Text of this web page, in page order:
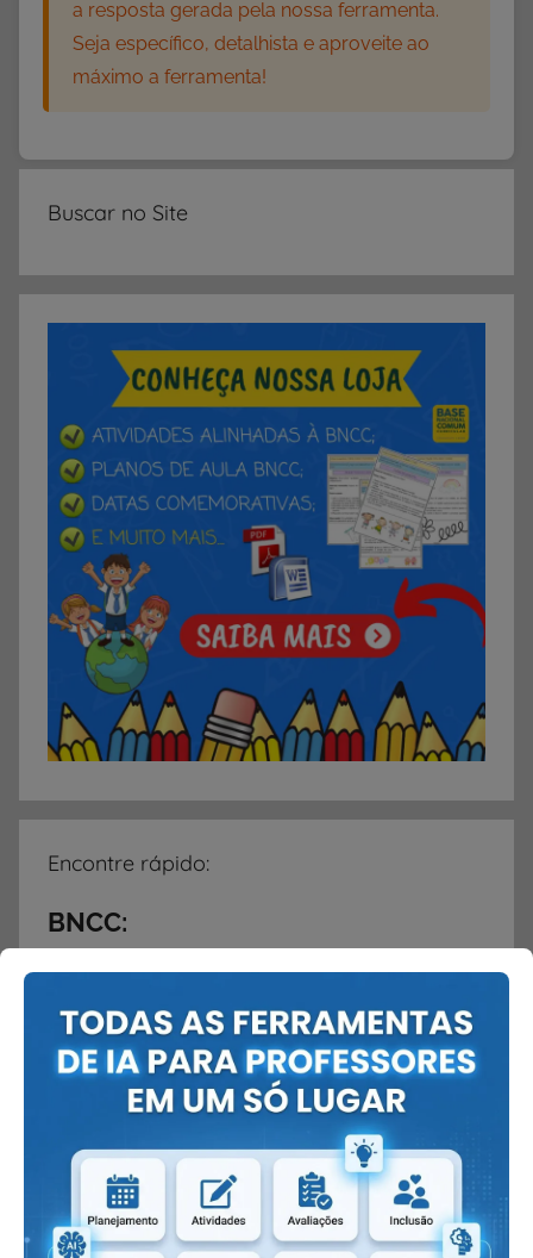
a resposta gerada pela nossa ferramenta.
Seja específico, detalhista e aproveite ao
máximo a ferramenta!
Buscar no Site
Encontre rápido:
BNCC:
→Atividades BNCC
→ Planos BNCC
1º ao 5º ano:
: Todas as
disciplinas.
→ Atividades de Matemática do 1º ao 5º ano